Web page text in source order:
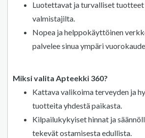
Luotettavat ja turvalliset
valmistajilta.
Nopea ja helppokäyttöinen
palvelee sinua ympäri
Miksi valita Apteekki 360?
Kattava valikoima terveyden ja
tuotteita yhdestä paikasta.
Kilpailukykyiset hinnat ja
tekevät ostamisesta edullista.